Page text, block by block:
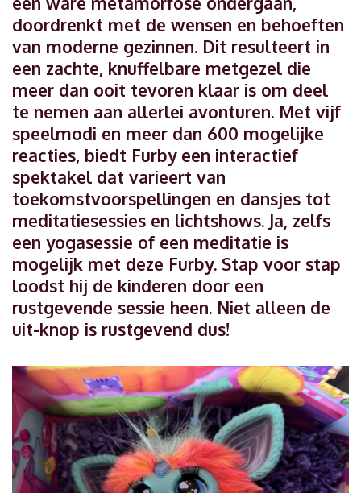
doordrenkt met de wensen en behoeften
van moderne gezinnen. Dit resulteert in
een zachte, knuffelbare metgezel die
meer dan ooit tevoren klaar is om deel
te nemen aan allerlei avonturen. Met vijf
speelmodi en meer dan 600 mogelijke
reacties, biedt Furby een interactief
spektakel dat varieert van
toekomstvoorspellingen en dansjes tot
meditatiesessies en lichtshows. Ja, zelfs
een yogasessie of een meditatie is
mogelijk met deze Furby. Stap voor stap
loodst hij de kinderen door een
rustgevende sessie heen. Niet alleen de
uit-knop is rustgevend dus!